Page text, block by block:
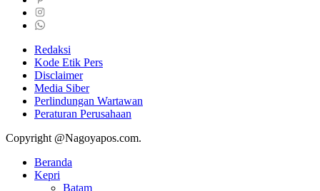
Redaksi
Kode Etik Pers
Disclaimer
Media Siber
Perlindungan Wartawan
Peraturan Perusahaan
Copyright @Nagoyapos.com.
Beranda
Kepri
Batam